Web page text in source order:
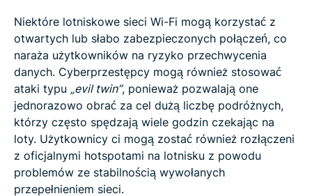
Niektóre lotniskowe sieci Wi-Fi mogą korzystać z
otwartych lub słabo zabezpieczonych połączeń, co
naraża użytkowników na ryzyko przechwycenia
danych. Cyberprzestępcy mogą również stosować
ataki typu „evil twin”, ponieważ pozwalają one
jednorazowo obrać za cel dużą liczbę podróżnych,
którzy często spędzają wiele godzin czekając na
loty. Użytkownicy ci mogą zostać również rozłączeni
z oficjalnymi hotspotami na lotnisku z powodu
problemów ze stabilnością wywołanych
przepełnieniem sieci.